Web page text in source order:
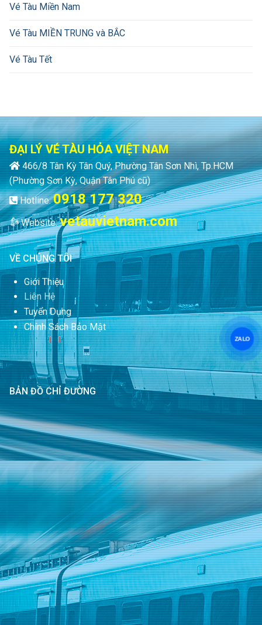
Vé Tàu Miền Nam
Vé Tàu MIỀN TRUNG và BẮC
Vé Tàu Tết
ĐẠI LÝ VÉ TÀU HỎA VIỆT NAM
466/8 Tân Kỳ Tân Quý, Phường Tân Sơn Nhì, Tp.HCM
(Phường Sơn Kỳ, Quận Tân Phú cũ)
Hotline:0918 177 320
Website:vetauvietnam.com
VỀ CHÚNG TÔI
Giới Thiệu
Liên Hệ
Tuyển Dụng
Chính Sách Bảo Mật
BẢN ĐỒ CHỈ ĐƯỜNG
ZALO